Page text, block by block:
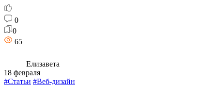
0
0
65
Елизавета
18 февраля
#Статьи #Веб-дизайн